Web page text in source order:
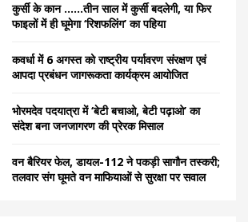
H
कुर्सी के कान ……तीन साल में कुर्सी बदलेगी, या फिर
फाइलों में ही घूमेगा ‘रिशफलिंग’ का पहिया
कवर्धा में 6 अगस्त को राष्ट्रीय पर्यावरण संरक्षण एवं
आपदा प्रबंधन जागरूकता कार्यक्रम आयोजित
भोरमदेव पदयात्रा में ‘बेटी बचाओ, बेटी पढ़ाओ’ का
संदेश बना जनजागरण की प्रेरक मिसाल
वन बैरियर फेल, डायल-112 ने पकड़ी सागौन तस्करी;
तलवार संग घूमते वन माफियाओं से सुरक्षा पर सवाल